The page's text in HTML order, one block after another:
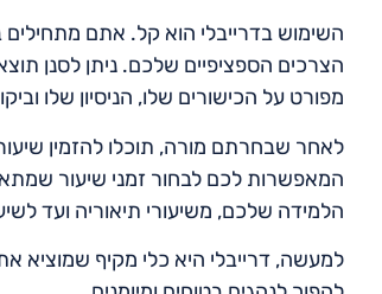
השימוש בדרייבלי הוא קל. אתם
הצרכים הספציפיים שלכם. ניתן לסנן
מפורט על הכישורים שלו, הניסיון שלו
לאחר שבחרתם מורה, תוכלו להזמין
המאפשרות לכם לבחור זמני שיעור
הלמידה שלכם, משיעורי תיאוריה ועד
למעשה, דרייבלי היא כלי מקיף שמוציא